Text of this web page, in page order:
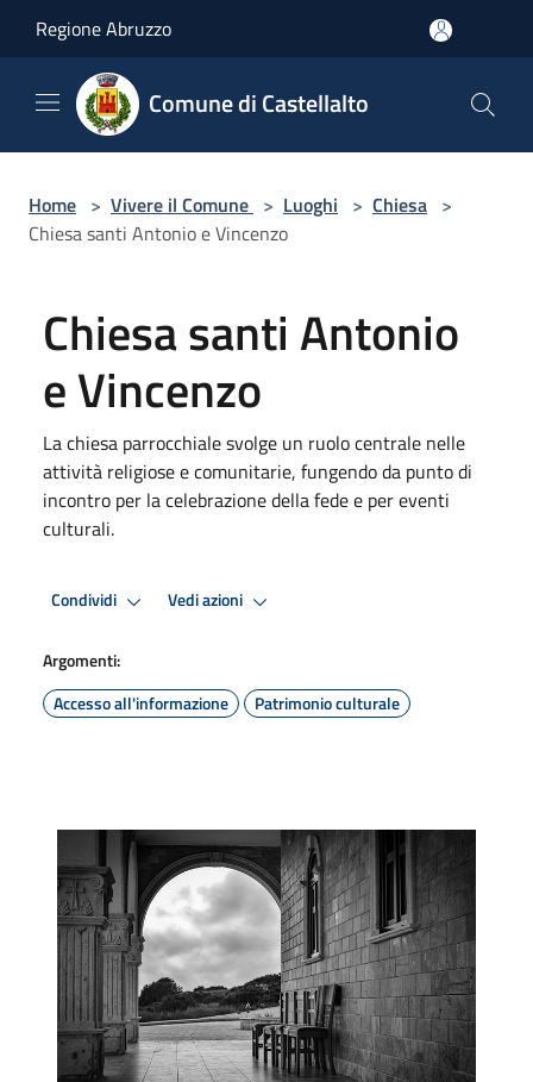
Regione Abruzzo
Comune di Castellalto
Home > Vivere il Comune > Luoghi > Chiesa >
Chiesa santi Antonio e Vincenzo
Chiesa santi Antonio
e Vincenzo
La chiesa parrocchiale svolge un ruolo centrale nelle
attività religiose e comunitarie, fungendo da punto di
incontro per la celebrazione della fede e per eventi
culturali.
Condividi Vedi azioni
Argomenti:
Accesso all'informazione
Patrimonio culturale